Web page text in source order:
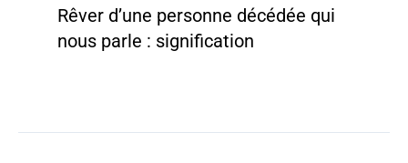
Rêver d’une personne décédée qui
nous parle : signification